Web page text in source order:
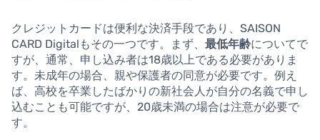
クレジットカードは便利な決済手段であり、SAISON
CARD Digitalもその一つです。まず、 最低年齢についてで
すが、通常、申し込み者は18歳以上である必要がありま
す。未成年の場合、親や保護者の同意が必要です。例え
ば、高校を卒業したばかりの新社会人が自分の名義で申し
込むことも可能ですが、20歳未満の場合は注意が必要で
す。